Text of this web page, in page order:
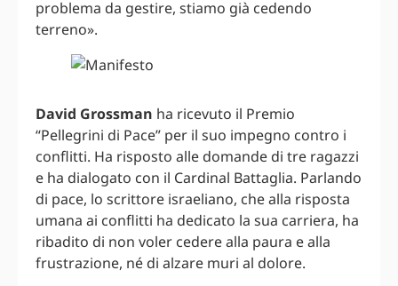
problema da gestire, stiamo già cedendo
terreno».
David Grossman ha ricevuto il Premio
“Pellegrini di Pace” per il suo impegno contro i
conflitti. Ha risposto alle domande di tre ragazzi
e ha dialogato con il Cardinal Battaglia. Parlando
di pace, lo scrittore israeliano, che alla risposta
umana ai conflitti ha dedicato la sua carriera, ha
ribadito di non voler cedere alla paura e alla
frustrazione, né di alzare muri al dolore.